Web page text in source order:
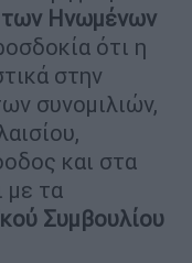
των Ηνωμένων
ότι η
στην
συνομιλιών,
και στα
με τα
Συμβουλίου